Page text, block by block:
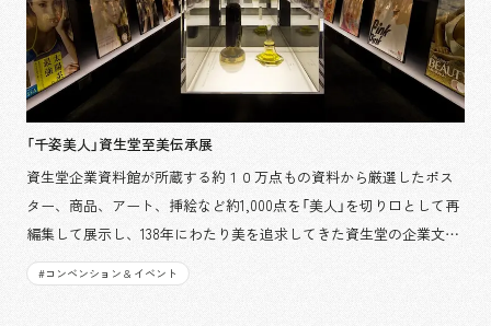
「千姿美人」資生堂至美伝承展
資生堂企業資料館が所蔵する約１０万点もの資料から厳選したポス
ター、商品、アート、挿絵など約1,000点を「美人」を切り口として再
編集して展示し、138年にわたり美を追求してきた資生堂の企業文化
#コンベンション & イベント